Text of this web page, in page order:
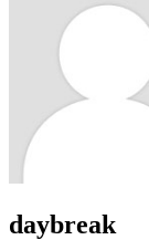
daybreak